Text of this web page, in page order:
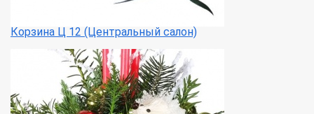
Корзина Ц 12 (Центральный салон)